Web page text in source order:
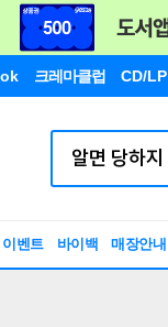
크레마클럽 CD/LP
이벤트 바이백 매장안내